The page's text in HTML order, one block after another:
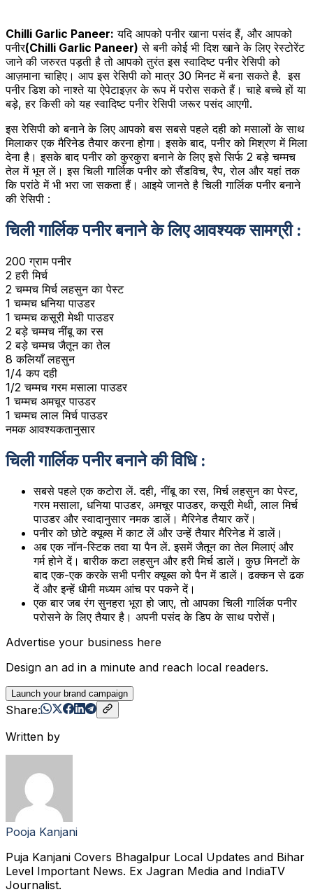
Chilli Garlic Paneer: यदि आपको पनीर खाना पसंद हैं, और आपको
पनीर(Chilli Garlic Paneer) से बनी कोई भी दिश खाने के लिए रेस्टोरेंट
जाने की जरुरत पड़ती है तो आपको तुरंत इस स्वादिष्ट पनीर रेसिपी को
आज़माना चाहिए। आप इस रेसिपी को मात्र 30 मिनट में बना सकते है. इस
पनीर डिश को नाश्ते या ऐपेटाइज़र के रूप में परोस सकते हैं। चाहे बच्चे हों या
बड़े, हर किसी को यह स्वादिष्ट पनीर रेसिपी जरूर पसंद आएगी.
इस रेसिपी को बनाने के लिए आपको बस सबसे पहले दही को मसालों के साथ
मिलाकर एक मैरिनेड तैयार करना होगा। इसके बाद, पनीर को मिश्रण में मिला
देना है। इसके बाद पनीर को कुरकुरा बनाने के लिए इसे सिर्फ 2 बड़े चम्मच
तेल में भून लें। इस चिली गार्लिक पनीर को सैंडविच, रैप, रोल और यहां तक ​​
कि परांठे में भी भरा जा सकता हैं। आइये जानते है चिली गार्लिक पनीर बनाने
की रेसिपी :
चिली गार्लिक पनीर बनाने के लिए आवश्यक सामग्री :
200 ग्राम पनीर
2 हरी मिर्च
2 चम्मच मिर्च लहसुन का पेस्ट
1 चम्मच धनिया पाउडर
1 चम्मच कसूरी मेथी पाउडर
2 बड़े चम्मच नींबू का रस
2 बड़े चम्मच जैतून का तेल
8 कलियाँ लहसुन
1/4 कप दही
1/2 चम्मच गरम मसाला पाउडर
1 चम्मच अमचूर पाउडर
1 चम्मच लाल मिर्च पाउडर
नमक आवश्यकतानुसार
चिली गार्लिक पनीर बनाने की विधि :
सबसे पहले एक कटोरा लें. दही, नींबू का रस, मिर्च लहसुन का पेस्ट,
गरम मसाला, धनिया पाउडर, अमचूर पाउडर, कसूरी मेथी, लाल मिर्च
पाउडर और स्वादानुसार नमक डालें। मैरिनेड तैयार करें।
पनीर को छोटे क्यूब्स में काट लें और उन्हें तैयार मैरिनेड में डालें।
अब एक नॉन-स्टिक तवा या पैन लें. इसमें जैतून का तेल मिलाएं और
गर्म होने दें। बारीक कटा लहसुन और हरी मिर्च डालें। कुछ मिनटों के
बाद एक-एक करके सभी पनीर क्यूब्स को पैन में डालें। ढक्कन से ढक
दें और इन्हें धीमी मध्यम आंच पर पकने दें।
एक बार जब रंग सुनहरा भूरा हो जाए, तो आपका चिली गार्लिक पनीर
परोसने के लिए तैयार है। अपनी पसंद के डिप के साथ परोसें।
Advertise your business here
Design an ad in a minute and reach local readers.
Launch your brand campaign
Share:
Written by
Pooja Kanjani
Puja Kanjani Covers Bhagalpur Local Updates and Bihar
Level Important News. Ex Jagran Media and IndiaTV
Journalist.